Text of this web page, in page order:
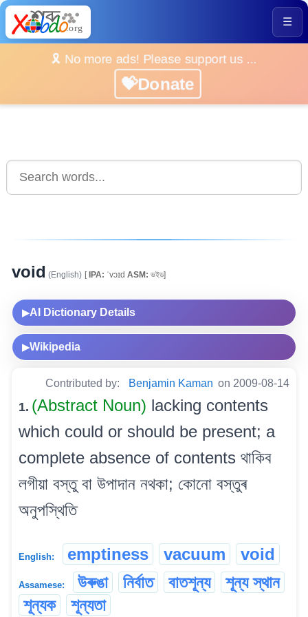
☰
🎗️ No more ads! Please support us ...
💝Donate
void (English) [IPA: ˈvɔɪd ASM: ভইড]
▶AI Dictionary Details
▶Wikipedia
Contributed by: Benjamin Kaman on 2009-08-14
1. (Abstract Noun) lacking contents
which could or should be present; a
complete absence of contents থাকিব
লগীয়া বস্তু বা উপাদান নথকা; কোনো বস্তুৰ
অনুপস্থিতি
English: emptiness vacuum void
Assamese: উৰুঙা নিৰ্বাত বাতশূন্য
শূন্য স্থান
শূন্যক
শূন্যতা